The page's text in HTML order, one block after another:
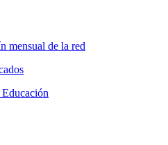
mensual de la red